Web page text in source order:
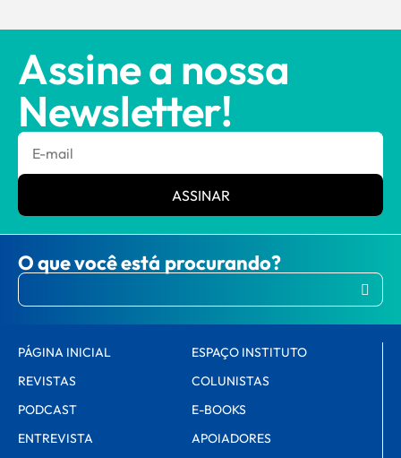
Assine a nossa
Newsletter!
ASSINAR
O que você está procurando?
PÁGINA INICIAL
REVISTAS
PODCAST
ENTREVISTA
ESPAÇO INSTITUTO
COLUNISTAS
E-BOOKS
APOIADORES